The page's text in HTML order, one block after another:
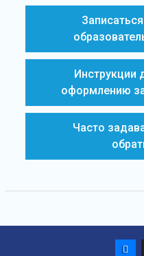
Инструкции
оформлению
Часто